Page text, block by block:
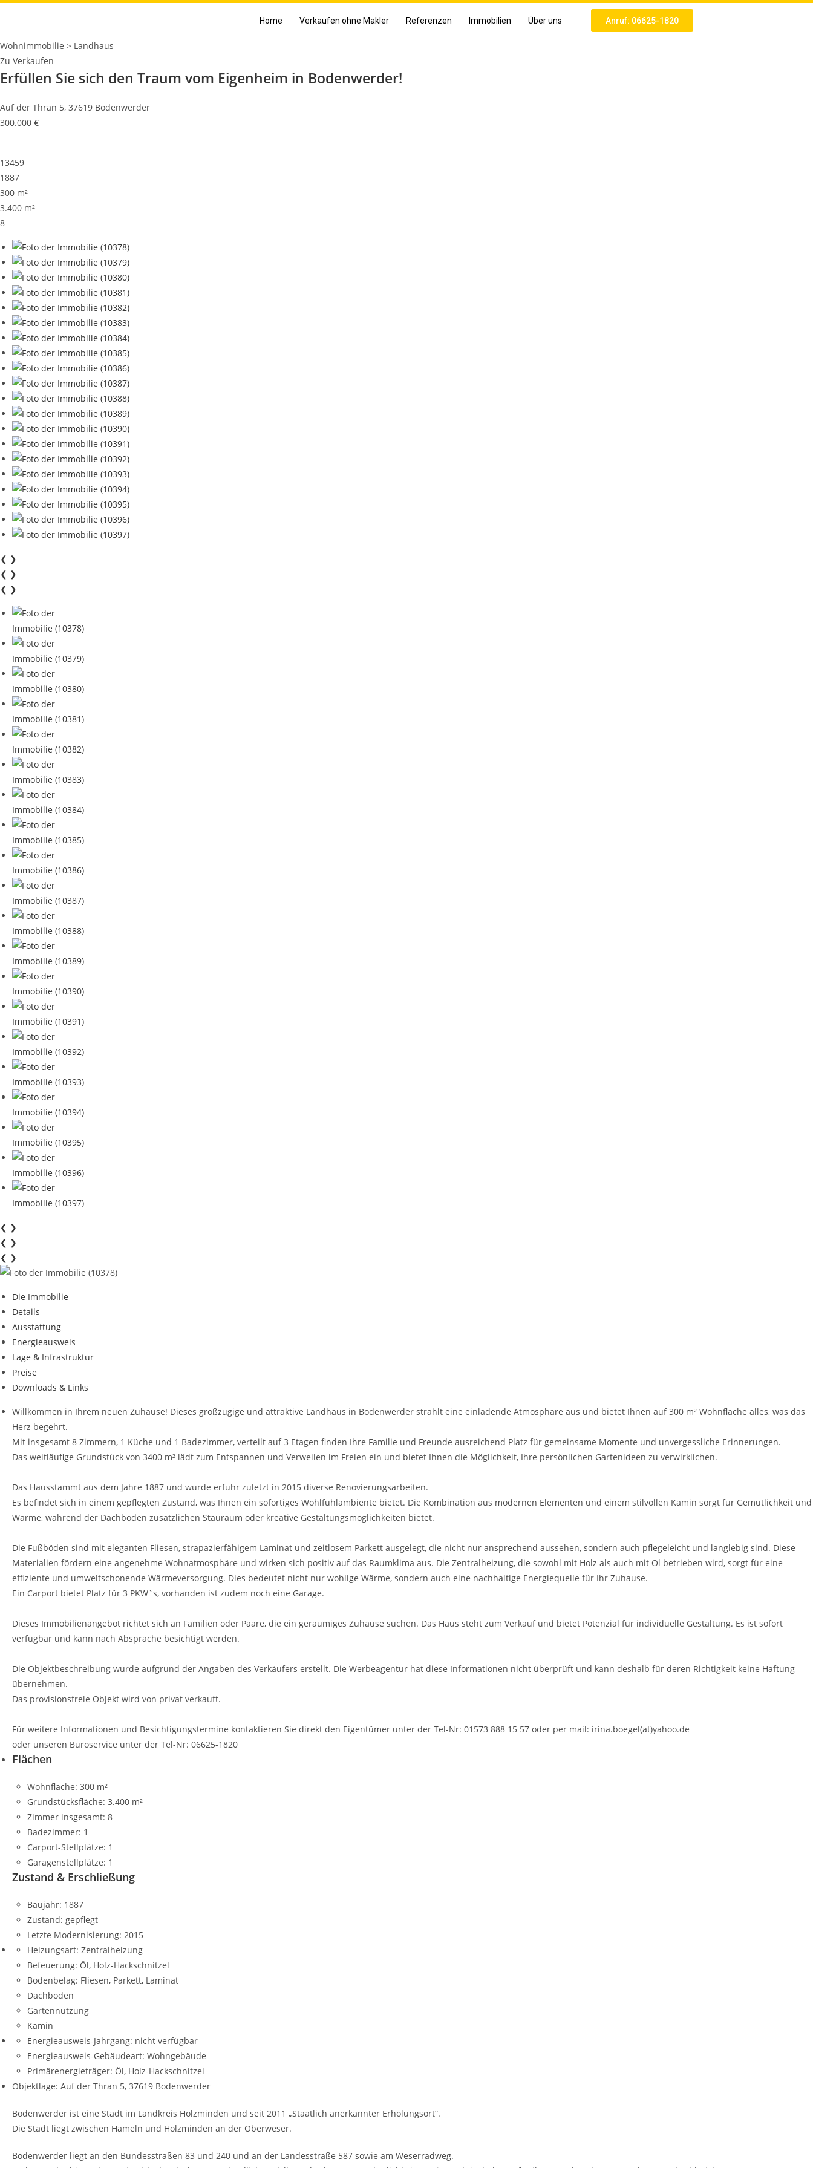
Home Verkaufen ohne Makler Referenzen Immobilien Über uns Anruf: 06625-1820
Wohnimmobilie > Landhaus
Zu Verkaufen
Erfüllen Sie sich den Traum vom Eigenheim in Bodenwerder!
Auf der Thran 5, 37619 Bodenwerder
300.000 €
13459
1887
300 m²
3.400 m²
8
❮ ❯
❮ ❯
❮ ❯
❮ ❯
❮ ❯
❮ ❯
Die Immobilie
Details
Ausstattung
Energieausweis
Lage & Infrastruktur
Preise
Downloads & Links
Willkommen in Ihrem neuen Zuhause! Dieses großzügige und attraktive Landhaus in Bodenwerder strahlt eine einladende Atmosphäre aus und bietet Ihnen auf 300 m² Wohnfläche alles, was das
Herz begehrt.
Mit insgesamt 8 Zimmern, 1 Küche und 1 Badezimmer, verteilt auf 3 Etagen finden Ihre Familie und Freunde ausreichend Platz für gemeinsame Momente und unvergessliche Erinnerungen.
Das weitläufige Grundstück von 3400 m² lädt zum Entspannen und Verweilen im Freien ein und bietet Ihnen die Möglichkeit, Ihre persönlichen Gartenideen zu verwirklichen.
Das Hausstammt aus dem Jahre 1887 und wurde erfuhr zuletzt in 2015 diverse Renovierungsarbeiten.
Es befindet sich in einem gepflegten Zustand, was Ihnen ein sofortiges Wohlfühlambiente bietet. Die Kombination aus modernen Elementen und einem stilvollen Kamin sorgt für Gemütlichkeit und
Wärme, während der Dachboden zusätzlichen Stauraum oder kreative Gestaltungsmöglichkeiten bietet.
Die Fußböden sind mit eleganten Fliesen, strapazierfähigem Laminat und zeitlosem Parkett ausgelegt, die nicht nur ansprechend aussehen, sondern auch pflegeleicht und langlebig sind. Diese
Materialien fördern eine angenehme Wohnatmosphäre und wirken sich positiv auf das Raumklima aus. Die Zentralheizung, die sowohl mit Holz als auch mit Öl betrieben wird, sorgt für eine
effiziente und umweltschonende Wärmeversorgung. Dies bedeutet nicht nur wohlige Wärme, sondern auch eine nachhaltige Energiequelle für Ihr Zuhause.
Ein Carport bietet Platz für 3 PKW`s, vorhanden ist zudem noch eine Garage.
Dieses Immobilienangebot richtet sich an Familien oder Paare, die ein geräumiges Zuhause suchen. Das Haus steht zum Verkauf und bietet Potenzial für individuelle Gestaltung. Es ist sofort
verfügbar und kann nach Absprache besichtigt werden.
Die Objektbeschreibung wurde aufgrund der Angaben des Verkäufers erstellt. Die Werbeagentur hat diese Informationen nicht überprüft und kann deshalb für deren Richtigkeit keine Haftung
übernehmen.
Das provisionsfreie Objekt wird von privat verkauft.
Für weitere Informationen und Besichtigungstermine kontaktieren Sie direkt den Eigentümer unter der Tel-Nr: 01573 888 15 57 oder per mail: irina.boegel(at)yahoo.de
oder unseren Büroservice unter der Tel-Nr: 06625-1820
Flächen
Wohnfläche: 300 m²
Grundstücksfläche: 3.400 m²
Zimmer insgesamt: 8
Badezimmer: 1
Carport-Stellplätze: 1
Garagenstellplätze: 1
Zustand & Erschließung
Baujahr: 1887
Zustand: gepflegt
Letzte Modernisierung: 2015
Heizungsart: Zentralheizung
Befeuerung: Öl, Holz-Hackschnitzel
Bodenbelag: Fliesen, Parkett, Laminat
Dachboden
Gartennutzung
Kamin
Energieausweis-Jahrgang: nicht verfügbar
Energieausweis-Gebäudeart: Wohngebäude
Primärenergieträger: Öl, Holz-Hackschnitzel
Objektlage: Auf der Thran 5, 37619 Bodenwerder
Bodenwerder ist eine Stadt im Landkreis Holzminden und seit 2011 „Staatlich anerkannter Erholungsort“.
Die Stadt liegt zwischen Hameln und Holzminden an der Oberweser.
Bodenwerder liegt an den Bundesstraßen 83 und 240 und an der Landesstraße 587 sowie am Weserradweg.